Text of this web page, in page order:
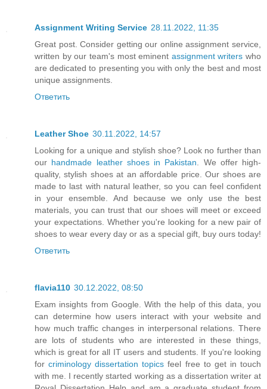
Assignment Writing Service 28.11.2022, 11:35
Great post. Consider getting our online assignment service,
written by our team's most eminent assignment writers who
are dedicated to presenting you with only the best and most
unique assignments.
Ответить
Leather Shoe 30.11.2022, 14:57
Looking for a unique and stylish shoe? Look no further than
our handmade leather shoes in Pakistan . We offer high-
quality, stylish shoes at an affordable price. Our shoes are
made to last with natural leather, so you can feel confident
in your ensemble. And because we only use the best
materials, you can trust that our shoes will meet or exceed
your expectations. Whether you're looking for a new pair of
shoes to wear every day or as a special gift, buy ours today!
Ответить
flavia110 30.12.2022, 08:50
Exam insights from Google. With the help of this data, you
can determine how users interact with your website and
how much traffic changes in interpersonal relations. There
are lots of students who are interested in these things,
which is great for all IT users and students. If you're looking
forcriminology dissertation topics feel free to get in touch
with me. I recently started working as a dissertation writer at